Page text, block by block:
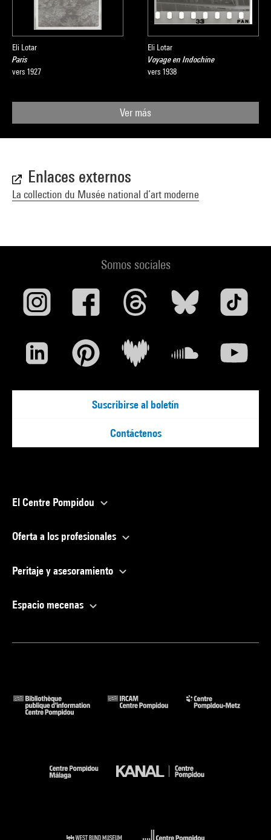
Eli Lotar
Paris
vers 1927
Eli Lotar
Voyage en Indochine
vers 1938
Ver más
Enlaces externos
La collection du Musée national d’art moderne
Somos sociales
Suscribirse al boletín
Contáctenos
El Centre Pompidou
Oferta a los profesionales
Peritaje y asesoramiento
Espacio mecenas